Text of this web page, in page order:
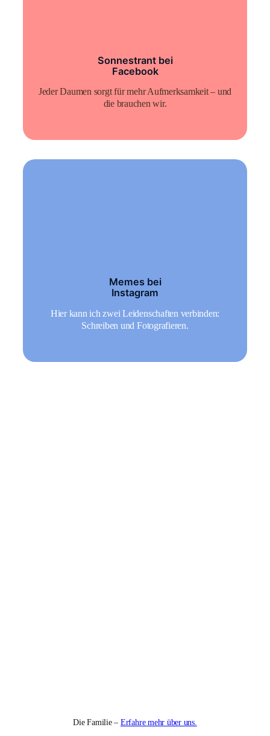
Sonnestrant bei
Facebook
Jeder Daumen sorgt für mehr Aufmerksamkeit – und
die brauchen wir.
Memes bei
Instagram
Hier kann ich zwei Leidenschaften verbinden:
Schreiben und Fotografieren.
Die Familie – Erfahre mehr über uns.